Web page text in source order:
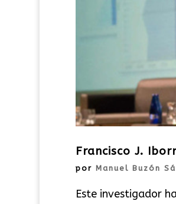
Francisco J.
por Manuel Buzón
Este investigador